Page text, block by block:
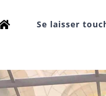
Se laisser